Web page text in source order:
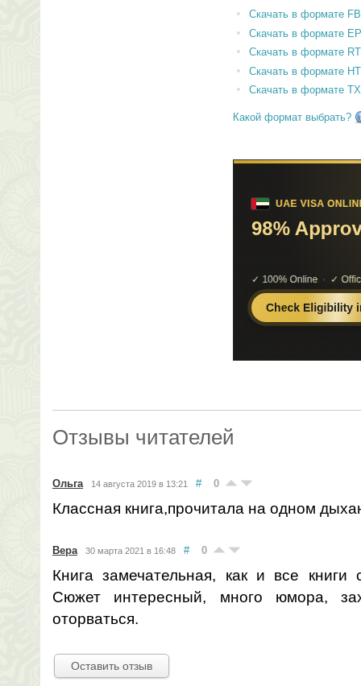
Скачать в формате
Скачать в формате
Скачать в формате
Скачать в формате
Скачать в формате
Какой формат выбрать?
Отзывы читателей
Ольга 14 августа 2019 в 13:21 # 0
Классная книга,прочитала на одном
Вера 30 марта 2021 в 16:48 # 0
Книга замечательная, как и все книги
Сюжет интересный, много юмора,
оторваться.
Оставить отзыв